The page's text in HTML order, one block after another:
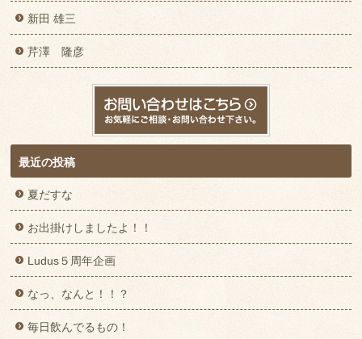
新田 雄三
芹澤 隆彦
最近の投稿
夏だすな
お出掛けしましたよ！！
Ludus５周年企画
なっ、なんと！！？
毎日飲んでるもの！